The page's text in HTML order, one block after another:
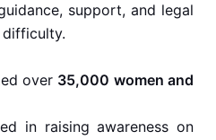
support, and legal
over 35,000 women and
in raising awareness on